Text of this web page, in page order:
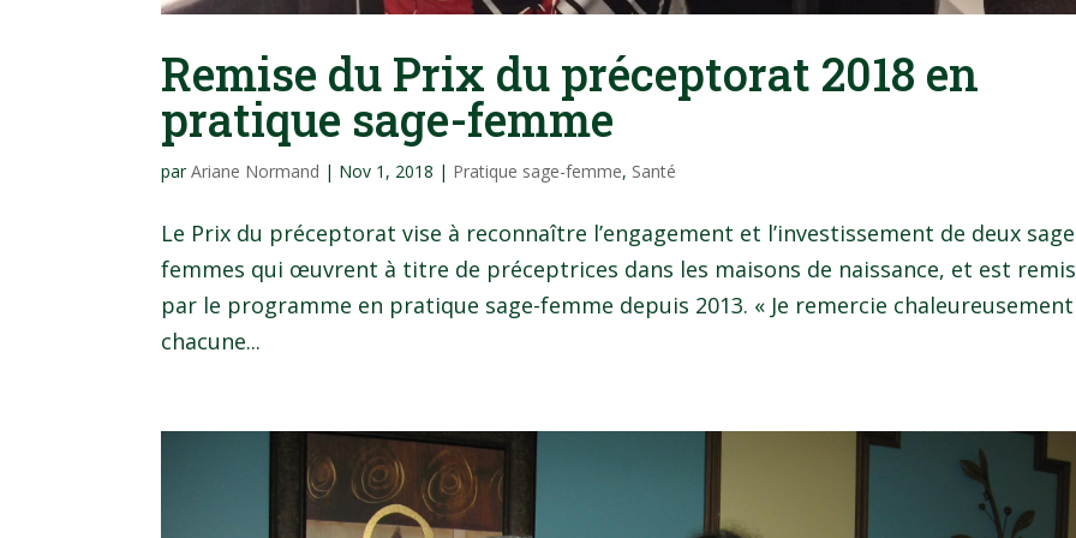
Remise du Prix du préceptorat 2018 en
pratique sage-femme
parAriane Normand | Nov 1, 2018 | Pratique sage-femme, Santé
Le Prix du préceptorat vise à reconnaître l’engagement et l’investissement de deux
femmes qui œuvrent à titre de préceptrices dans les maisons de naissance, et est remis
par le programme en pratique sage-femme depuis 2013. « Je remercie chaleureusement
chacune...